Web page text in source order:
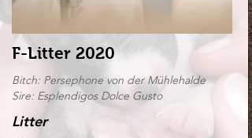
F-Litter 2020
Bitch: Persephone von der Mühlehalde
Sire: Esplendigos Dolce Gusto
Litter